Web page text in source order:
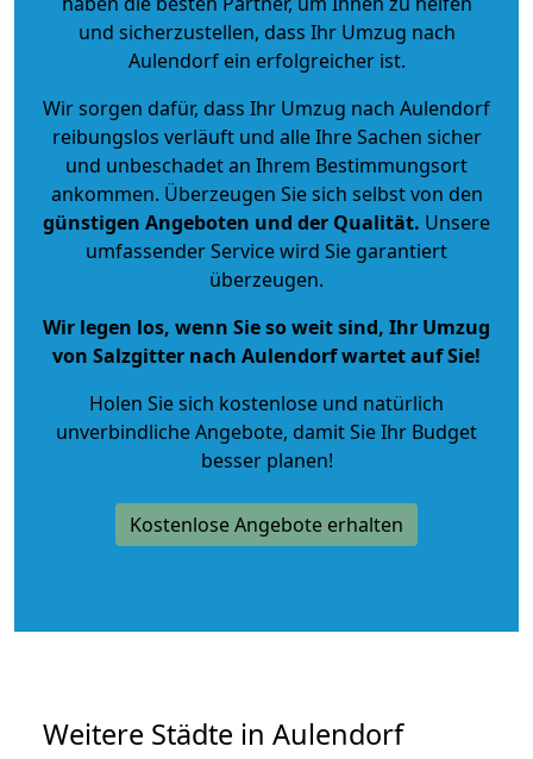
und sicherzustellen, dass Ihr Umzug nach
Aulendorf ein erfolgreicher ist.
Wir sorgen dafür, dass Ihr Umzug nach Aulendorf
reibungslos verläuft und alle Ihre Sachen sicher
und unbeschadet an Ihrem Bestimmungsort
ankommen. Überzeugen Sie sich selbst von den
günstigen Angeboten und der Qualität. Unsere
umfassender Service wird Sie garantiert
überzeugen.
Wir legen los, wenn Sie so weit sind, Ihr Umzug
von Salzgitter nach Aulendorf wartet auf Sie!
Holen Sie sich kostenlose und natürlich
unverbindliche Angebote, damit Sie Ihr Budget
besser planen!
Kostenlose Angebote erhalten
Weitere Städte in Aulendorf